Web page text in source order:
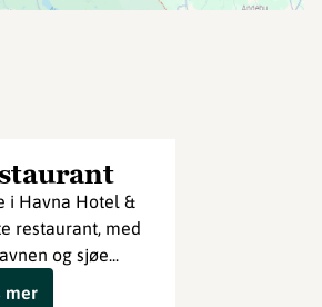
i Havna Hotel &
restaurant, med
og sjøe...
mer